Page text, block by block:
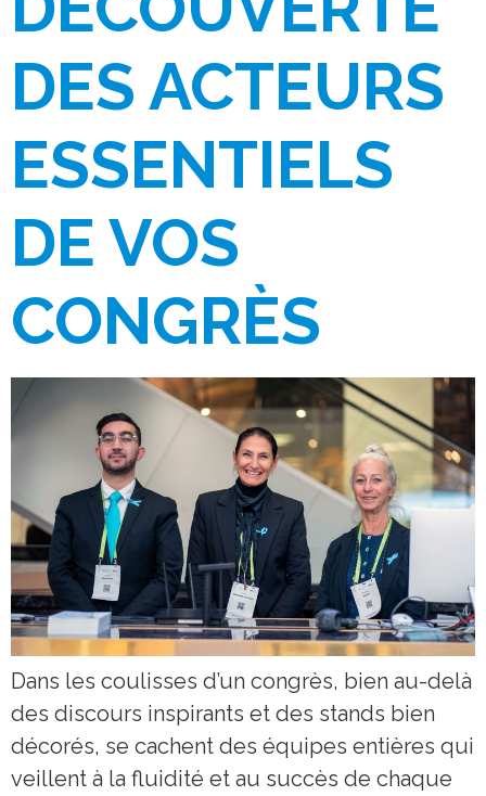
DES ACTEURS
ESSENTIELS
DE VOS
CONGRÈS
Dans les coulisses d’un congrès, bien au-delà
des discours inspirants et des stands bien
décorés, se cachent des équipes entières qui
veillent à la fluidité et au succès de chaque